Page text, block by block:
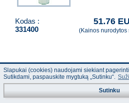
Kodas :
331400
51.76
(Kainos nurodytos
Slapukai (cookies) naudojami siekiant
Sutikdami, paspauskite mygtuką „Sutinku“.
Sutinku